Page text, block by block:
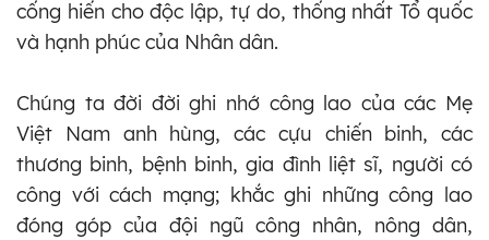
cống hiến cho độc lập, tự do, thống nhất Tổ quốc
và hạnh phúc của Nhân dân.
Chúng ta đời đời ghi nhớ công lao của các Mẹ
Việt Nam anh hùng, các cựu chiến binh, các
thương binh, bệnh binh, gia đình liệt sĩ, người có
công với cách mạng; khắc ghi những công lao
đóng góp của đội ngũ công nhân, nông dân,